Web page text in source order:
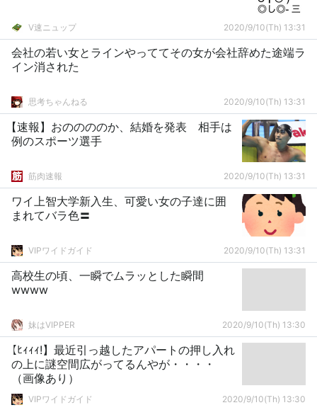
V速ニュップ 2020/9/10(Th) 13:31
会社の若い女とラインやっててその女が会社辞めた途端ラ
イン消された
思考ちゃんねる 2020/9/10(Th) 13:31
【速報】おののののか、結婚を発表 相手は
例のスポーツ選手
筋肉速報 2020/9/10(Th) 13:31
ワイ上智大学新入生、可愛い女の子達に囲
まれてバラ色〓
VIPワイドガイド 2020/9/10(Th) 13:31
高校生の頃、一瞬でムラッとした瞬間
wwww
妹はVIPPER 2020/9/10(Th) 13:30
【ﾋｨｨｨ!】最近引っ越したアパートの押し入れ
の上に謎空間広がってるんやが・・・・
（画像あり）
VIPワイドガイド 2020/9/10(Th) 13:30